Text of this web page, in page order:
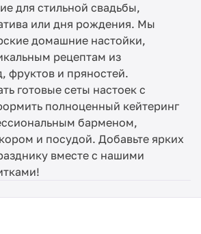
для стильной свадьбы,
или дня рождения. Мы
домашние настойки,
рецептам из
фруктов и пряностей.
готовые сеты настоек с
полноценный кейтеринг
барменом,
и посудой. Добавьте ярких
вместе с нашими